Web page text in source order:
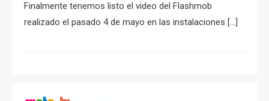
Finalmente tenemos listo el video del Flashmob
realizado el pasado 4 de mayo en las instalaciones […]